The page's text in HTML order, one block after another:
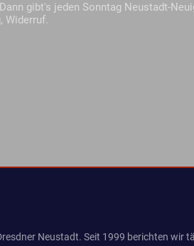
gibt's jeden Sonntag Neustadt-
Widerruf.
Neustadt. Seit 1999 berichten